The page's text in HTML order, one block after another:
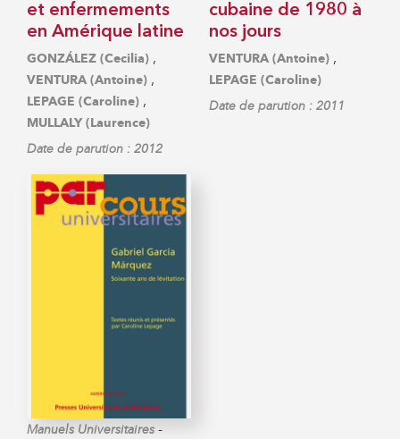
et enfermements
en Amérique latine
GONZÁLEZ (Cecilia) ,
VENTURA (Antoine) ,
LEPAGE (Caroline) ,
MULLALY (Laurence)
Date de parution : 2012
cubaine de 1980 à
nos jours
VENTURA (Antoine) ,
LEPAGE (Caroline)
Date de parution : 2011
Manuels Universitaires -